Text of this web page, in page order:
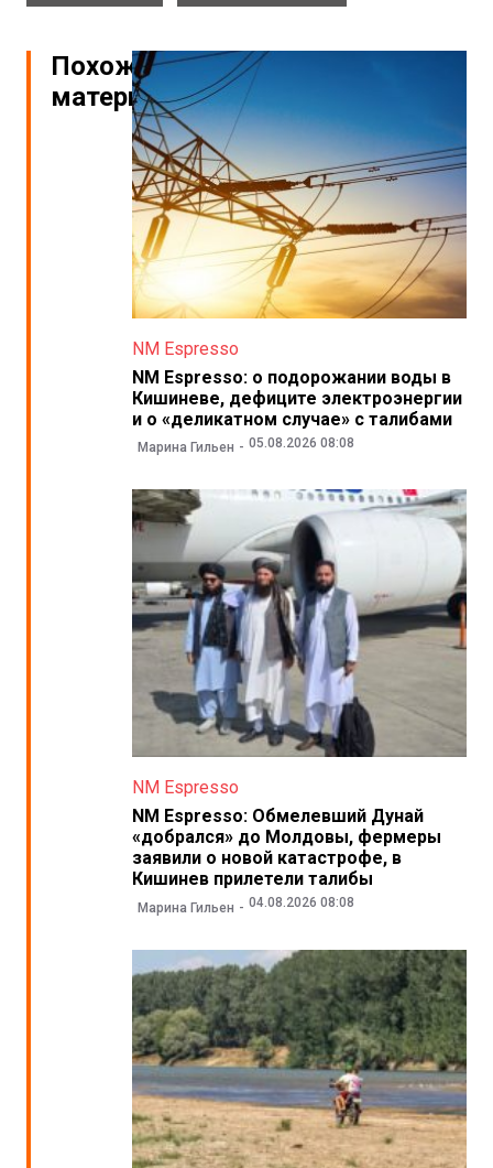
Похожие
материалы
NM Espresso
NM Espresso: о подорожании воды в
Кишиневе, дефиците электроэнергии
и о «деликатном случае» с талибами
Марина Гильен 05.08.2026 08:08
NM Espresso
NM Espresso: Обмелевший Дунай
«добрался» до Молдовы, фермеры
заявили о новой катастрофе, в
Кишинев прилетели талибы
Марина Гильен 04.08.2026 08:08